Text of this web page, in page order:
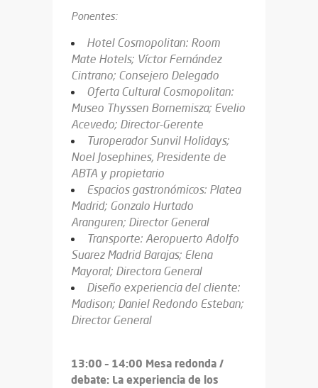
Ponentes:
Hotel Cosmopolitan: Room
Mate Hotels; Víctor Fernández
Cintrano; Consejero Delegado
Oferta Cultural Cosmopolitan:
Museo Thyssen Bornemisza; Evelio
Acevedo; Director-Gerente
Turoperador Sunvil Holidays;
Noel Josephines, Presidente de
ABTA y propietario
Espacios gastronómicos: Platea
Madrid; Gonzalo Hurtado
Aranguren; Director General
Transporte: Aeropuerto Adolfo
Suarez Madrid Barajas; Elena
Mayoral; Directora General
Diseño experiencia del cliente:
Madison; Daniel Redondo Esteban;
Director General
13:00 – 14:00 Mesa redonda /
debate: La experiencia de los